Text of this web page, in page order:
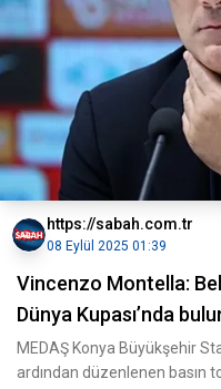
https://sabah.com.tr
08 Eylül 2025 01:39
Vincenzo Montella:
Dünya Kupası’nda
MEDAŞ Konya Büyükşehir
ardından düzenlenen basın